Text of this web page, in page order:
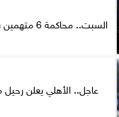
السبت.. محاكمة 6 متهمين بقضية خلية بولاق أبو...
عاجل.. الأهلي يعلن